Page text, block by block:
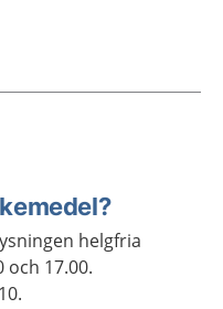
helgfria
och 17.00.